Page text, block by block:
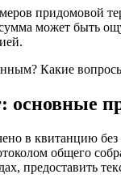
придомовой
может быть
Какие
основные
в квитанцию
общего
предоставить